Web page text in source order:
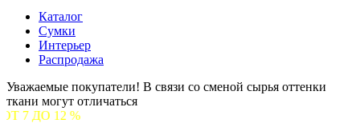
Каталог
Сумки
Интерьер
Распродажа
Уважаемые покупатели! В связи со сменой сырья оттенки
ткани могут отличаться